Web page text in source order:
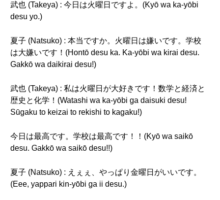
武也 (Takeya) : 今日は火曜日ですよ。(Kyō wa ka-yōbi
desu yo.)
夏子 (Natsuko) : 本当ですか。火曜日は嫌いです。学校
は大嫌いです！(Hontō desu ka. Ka-yōbi wa kirai desu.
Gakkō wa daikirai desu!)
武也 (Takeya) : 私は火曜日が大好きです！数学と経済と
歴史と化学！(Watashi wa ka-yōbi ga daisuki desu!
Sūgaku to keizai to rekishi to kagaku!)
今日は最高です。学校は最高です！！(Kyō wa saikō
desu. Gakkō wa saikō desu!!)
夏子 (Natsuko) : えぇぇ、やっぱり金曜日がいいです。
(Eee, yappari kin-yōbi ga ii desu.)